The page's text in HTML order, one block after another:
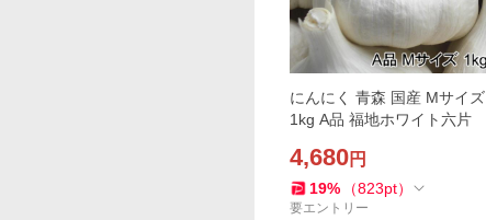
にんにく 青森 国産 Mサイズ
1kg A品 福地ホワイト六片
4,680円
19% （823pt）
要エントリー